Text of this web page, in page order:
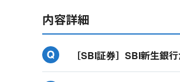
内容詳細
［SBI証券］SBI新生銀